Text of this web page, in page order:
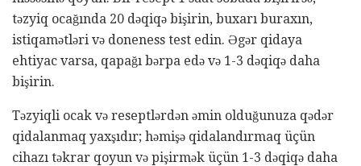
təzyiq ocağında 20 dəqiqə bişirin, buxarı buraxın,
istiqamətləri və doneness test edin. Əgər qidaya
ehtiyac varsa, qapağı bərpa edə və 1-3 dəqiqə daha
bişirin.
Təzyiqli ocak və reseptlərdən əmin olduğunuza qədər
qidalanmaq yaxşıdır; həmişə qidalandırmaq üçün
cihazı təkrar qoyun və pişirmək üçün 1-3 dəqiqə daha